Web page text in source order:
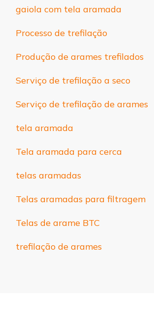
gaiola com tela aramada
Processo de trefilação
Produção de arames trefilados
Serviço de trefilação a seco
Serviço de trefilação de arames
tela aramada
Tela aramada para cerca
telas aramadas
Telas aramadas para filtragem
Telas de arame BTC
trefilação de arames